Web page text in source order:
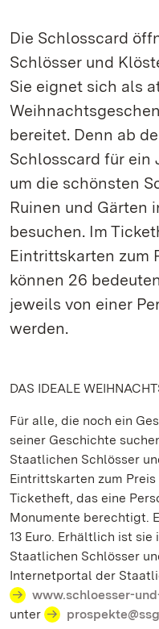
Die Schlosscard
Schlösser und
Sie eignet sich als
bereitet. Denn ab
Schlosscard für ein
um die schönsten
Ruinen und Gärten
besuchen. Im
Eintrittskarten zum
können 26
jeweils von einer
werden.
DAS IDEALE
Für alle, die noch ein
seiner Geschichte
Staatlichen Schlösser
Eintrittskarten zum
Ticketheft, das eine
Monumente berechtigt.
13 Euro. Erhältlich ist
Staatlichen Schlösser
Internetportal der
www.schloesser-
unter